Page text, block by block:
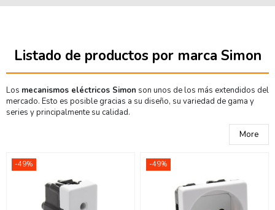
Listado de productos por marca Simon
Los mecanismos eléctricos Simon son unos de los más extendidos del
mercado. Esto es posible gracias a su diseño, su variedad de gama y
series y principalmente su calidad.
More
-49% -49%